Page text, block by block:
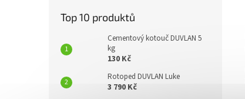
Top 10 produktů
Cementový kotouč DUVLAN 5
kg
130 Kč
Rotoped DUVLAN Luke
3 790 Kč